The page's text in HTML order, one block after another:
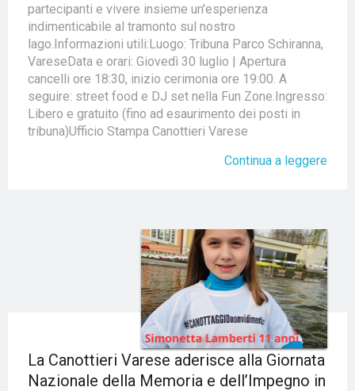
partecipanti e vivere insieme un'esperienza
indimenticabile al tramonto sul nostro
lago.Informazioni utili:Luogo: Tribuna Parco Schiranna,
VareseData e orari: Giovedì 30 luglio | Apertura
cancelli ore 18:30, inizio cerimonia ore 19:00. A
seguire: street food e DJ set nella Fun Zone.Ingresso:
Libero e gratuito (fino ad esaurimento dei posti in
tribuna)Ufficio Stampa Canottieri Varese
Continua a leggere
La Canottieri Varese aderisce alla Giornata
Nazionale della Memoria e dell’Impegno in